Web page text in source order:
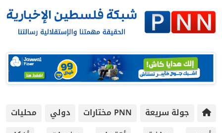
جولة سريعة PNN مختارات دولي
محليات